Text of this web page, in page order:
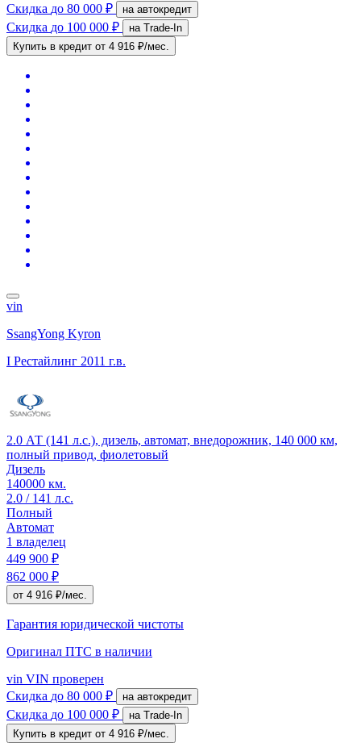
Скидка до 80 000 ₽ на автокредит
Скидка до 100 000 ₽
на Trade-In
Купить в кредит от 4 916 ₽/мес.
vin
SsangYong Kyron
I Рестайлинг 2011 г.в.
2.0 АТ (141 л.с.), дизель, автомат, внедорожник, 140 000 км,
полный привод, фиолетовый
Дизель
140000 км.
2.0 / 141 л.с.
Полный
Автомат
1 владелец
449 900 ₽
862 000 ₽
от 4 916 ₽/мес.
Гарантия юридической чистоты
Оригинал ПТС в наличии
vin VIN проверен
Скидка до 80 000 ₽ на автокредит
Скидка до 100 000 ₽
на Trade-In
Купить в кредит от 4 916 ₽/мес.